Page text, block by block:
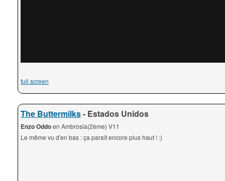
full screen
The Buttermilks- Estados Unidos
Enzo Oddoen Ambrosia(2ème) V11
Le même vu d'en bas : ça paraît encore plus haut ! :)